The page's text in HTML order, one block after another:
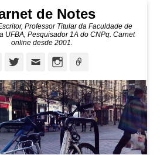
de Notes
Professor Titular da Faculdade de
UFBA, Pesquisador 1A do CNPq. Carnet
online desde 2001.
FacebookTwitterEmail Instagram